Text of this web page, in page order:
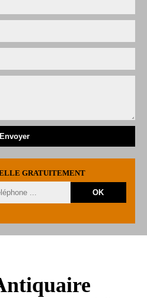
GRATUITEMENT